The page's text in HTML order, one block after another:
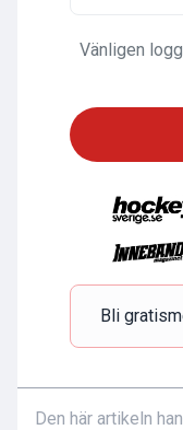
Vänligen
Bli
Den här artikeln